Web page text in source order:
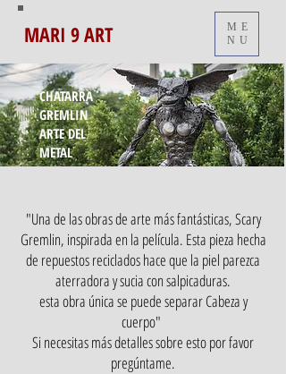
MARI 9 ART
ME
NU
CHATARRA
GREMLIN
ARTE DEL
METAL
"Una de las obras de arte más fantásticas, Scary
Gremlin, inspirada en la película. Esta pieza hecha
de repuestos reciclados hace que la piel parezca
aterradora y sucia con salpicaduras.
esta obra única se puede separar Cabeza y
cuerpo"
Si necesitas más detalles sobre esto por favor
pregúntame.